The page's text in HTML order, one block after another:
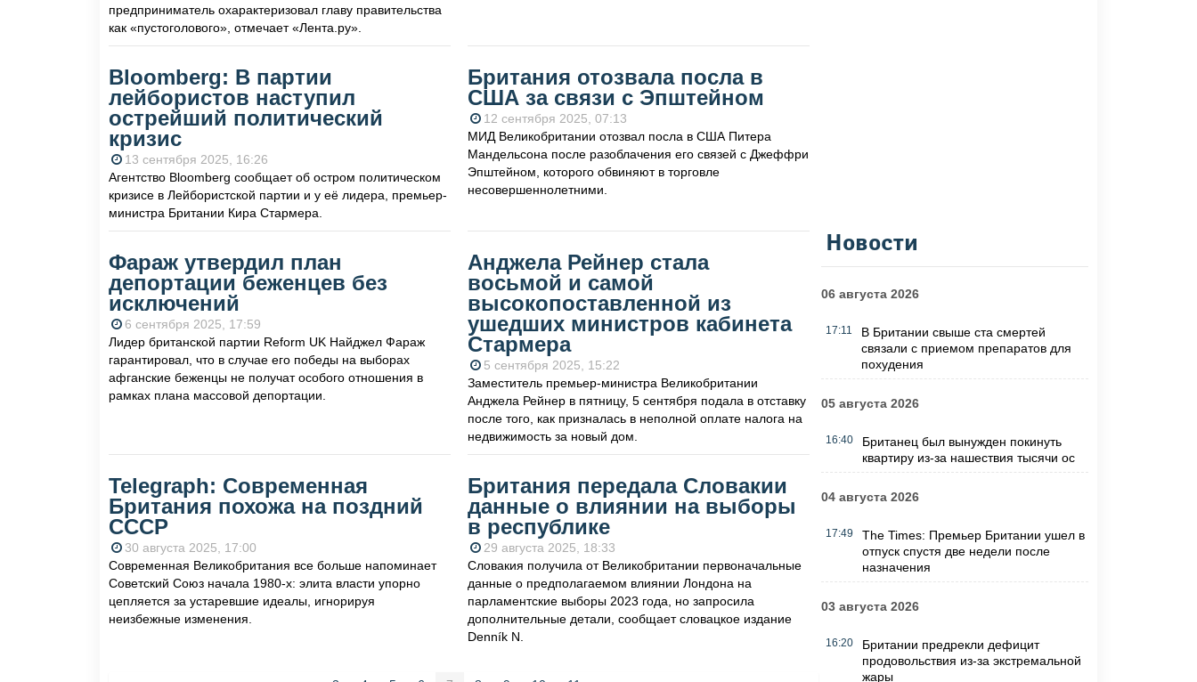
предприниматель охарактеризовал главу правительства
как «пустоголового», отмечает «Лента.ру».
Bloomberg: В партии
лейбористов наступил
острейший политический
кризис
13 сентября 2025, 16:26
Агентство Bloomberg сообщает об остром политическом
кризисе в Лейбористской партии и у её лидера, премьер-
министра Британии Кира Стармера.
Британия отозвала посла в
США за связи с Эпштейном
12 сентября 2025, 07:13
МИД Великобритании отозвал посла в США Питера
Мандельсона после разоблачения его связей с Джеффри
Эпштейном, которого обвиняют в торговле
несовершеннолетними.
Фараж утвердил план
депортации беженцев без
исключений
6 сентября 2025, 17:59
Лидер британской партии Reform UK Найджел Фараж
гарантировал, что в случае его победы на выборах
афганские беженцы не получат особого отношения в
рамках плана массовой депортации.
Анджела Рейнер стала
восьмой и самой
высокопоставленной из
ушедших министров кабинета
Стармера
5 сентября 2025, 15:22
Заместитель премьер-министра Великобритании
Анджела Рейнер в пятницу, 5 сентября подала в отставку
после того, как призналась в неполной оплате налога на
недвижимость за новый дом.
Telegraph: Современная
Британия похожа на поздний
СССР
30 августа 2025, 17:00
Современная Великобритания все больше напоминает
Советский Союз начала 1980-х: элита власти упорно
цепляется за устаревшие идеалы, игнорируя
неизбежные изменения.
Британия передала Словакии
данные о влиянии на выборы
в республике
29 августа 2025, 18:33
Словакия получила от Великобритании первоначальные
данные о предполагаемом влиянии Лондона на
парламентские выборы 2023 года, но запросила
дополнительные детали, сообщает словацкое издание
Denník N.
Новости
06 августа 2026
17:11
В Британии свыше ста смертей
связали с приемом препаратов для
похудения
05 августа 2026
16:40
Британец был вынужден покинуть
квартиру из-за нашествия тысячи ос
04 августа 2026
17:49
The Times: Премьер Британии ушел в
отпуск спустя две недели после
назначения
03 августа 2026
16:20
Британии предрекли дефицит
продовольствия из-за экстремальной
жары